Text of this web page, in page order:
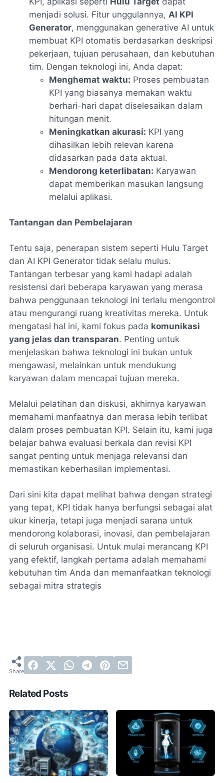
menjadi solusi. Fitur unggulannya, AI KPI
Generator, menggunakan generative AI untuk
membuat KPI otomatis berdasarkan deskripsi
pekerjaan, tujuan perusahaan, dan kebutuhan
tim. Dengan teknologi ini, Anda dapat:
Menghemat waktu: Proses pembuatan
KPI yang biasanya memakan waktu
berhari-hari dapat diselesaikan dalam
hitungan menit.
Meningkatkan akurasi: KPI yang
dihasilkan lebih relevan karena
didasarkan pada data aktual.
Mendorong keterlibatan: Karyawan
dapat memberikan masukan langsung
melalui aplikasi.
Tantangan dan Pembelajaran
Tentu saja, penerapan sistem seperti Hulu Target
dan AI KPI Generator tidak selalu mulus.
Tantangan terbesar yang kami hadapi adalah
resistensi dari beberapa karyawan yang merasa
bahwa penggunaan teknologi ini terlalu mengontrol
atau mengurangi ruang kreativitas mereka. Untuk
mengatasi hal ini, kami fokus pada komunikasi
yang jelas dan transparan. Penting untuk
menjelaskan bahwa teknologi ini bukan untuk
mengawasi, melainkan untuk mendukung
karyawan dalam mencapai tujuan mereka.
Melalui pelatihan dan diskusi, akhirnya karyawan
memahami manfaatnya dan merasa lebih terlibat
dalam proses pembuatan KPI. Selain itu, kami juga
belajar bahwa evaluasi berkala dan revisi KPI
sangat penting untuk menjaga relevansi dan
memastikan keberhasilan implementasi.
Dari sini kita dapat melihat bahwa dengan strategi
yang tepat, KPI tidak hanya berfungsi sebagai alat
ukur kinerja, tetapi juga menjadi sarana untuk
mendorong kolaborasi, inovasi, dan pembelajaran
di seluruh organisasi. Untuk mulai merancang KPI
yang efektif, langkah pertama adalah memahami
kebutuhan tim Anda dan memanfaatkan teknologi
sebagai mitra strategis
Related Posts